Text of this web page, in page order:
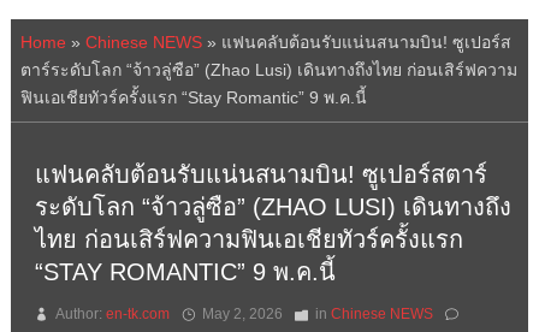
Home » Chinese NEWS» แฟนคลับต้อนรับแน่นสนามบิน! ซูเปอร์ส
ตาร์ระดับโลก “จ้าวลู่ซือ” (Zhao Lusi) เดินทางถึงไทย ก่อนเสิร์ฟความ
ฟินเอเชียทัวร์ครั้งแรก “Stay Romantic” 9 พ.ค.นี้
แฟนคลับต้อนรับแน่นสนามบิน! ซูเปอร์สตาร์
ระดับโลก “จ้าวลู่ซือ” (ZHAO LUSI) เดินทางถึง
ไทย ก่อนเสิร์ฟความฟินเอเชียทัวร์ครั้งแรก
“STAY ROMANTIC” 9 พ.ค.นี้
Author: en-tk.com May 2, 2026 in Chinese NEWS